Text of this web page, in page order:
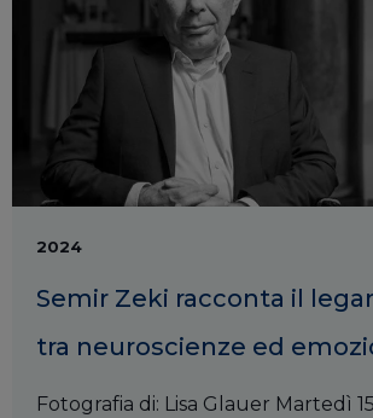
2024
Semir Zeki racconta il
tra neuroscienze ed
Fotografia di: Lisa Glauer Martedì